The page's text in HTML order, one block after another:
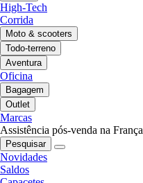
High-Tech
Corrida
Moto & scooters
Todo-terreno
Aventura
Oficina
Bagagem
Outlet
Marcas
Assistência pós-venda na França
Pesquisar
Novidades
Saldos